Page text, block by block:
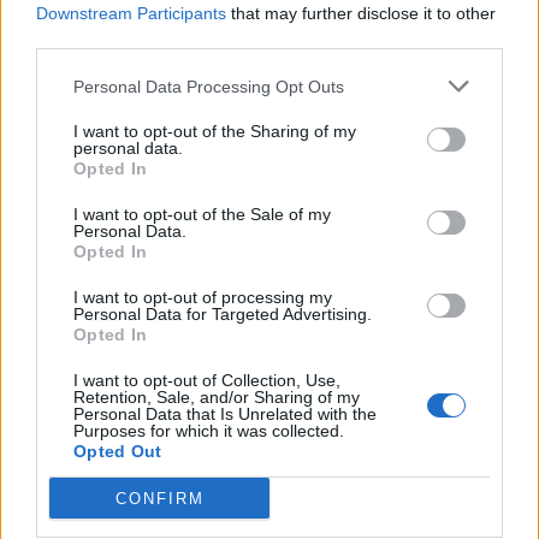
Downstream Participants that may further disclose it to other
Personal Data Processing Opt Outs
I want to opt-out of the Sharing of my
personal data.
Opted In
I want to opt-out of the Sale of my
Personal Data.
Opted In
I want to opt-out of processing my
Personal Data for Targeted Advertising.
Opted In
I want to opt-out of Collection, Use,
Retention, Sale, and/or Sharing of my
Personal Data that Is Unrelated with the
Purposes for which it was collected.
Opted Out
CONFIRM
Deseu el meu nom, el correu electrònic i el lloc web en
aquest navegador per a la propera vegada que comenti.
characters